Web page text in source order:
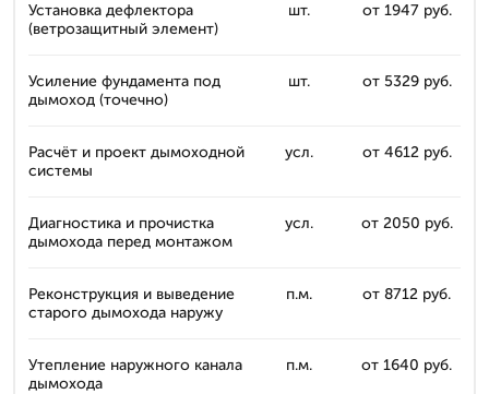
Установка дефлектора
(ветрозащитный элемент)
шт. от 1947 руб.
Усиление фундамента под
дымоход (точечно)
шт. от 5329 руб.
Расчёт и проект дымоходной
системы
усл. от 4612 руб.
Диагностика и прочистка
дымохода перед монтажом
усл. от 2050 руб.
Реконструкция и выведение
старого дымохода наружу
п.м. от 8712 руб.
Утепление наружного канала
дымохода
п.м. от 1640 руб.